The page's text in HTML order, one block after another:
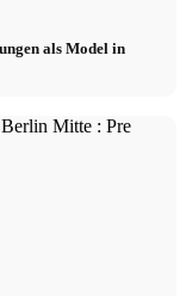
als Model in